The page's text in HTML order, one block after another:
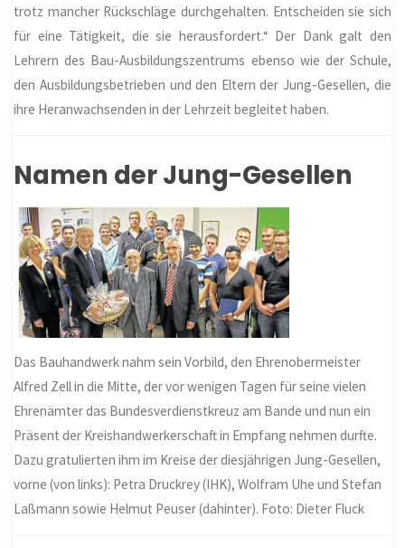
trotz mancher Rückschläge durchgehalten. Entscheiden sie sich
für eine Tätigkeit, die sie herausfordert.“ Der Dank galt den
Lehrern des Bau-Ausbildungszentrums ebenso wie der Schule,
den Ausbildungsbetrieben und den Eltern der Jung-Gesellen, die
ihre Heranwachsenden in der Lehrzeit begleitet haben.
Namen der Jung-Gesellen
Das Bauhandwerk nahm sein Vorbild, den Ehrenobermeister
Alfred Zell in die Mitte, der vor wenigen Tagen für seine vielen
Ehrenämter das Bundesverdienstkreuz am Bande und nun ein
Präsent der Kreishandwerkerschaft in Empfang nehmen durfte.
Dazu gratulierten ihm im Kreise der diesjährigen Jung-Gesellen,
vorne (von links): Petra Druckrey (IHK), Wolfram Uhe und Stefan
Laßmann sowie Helmut Peuser (dahinter). Foto: Dieter Fluck